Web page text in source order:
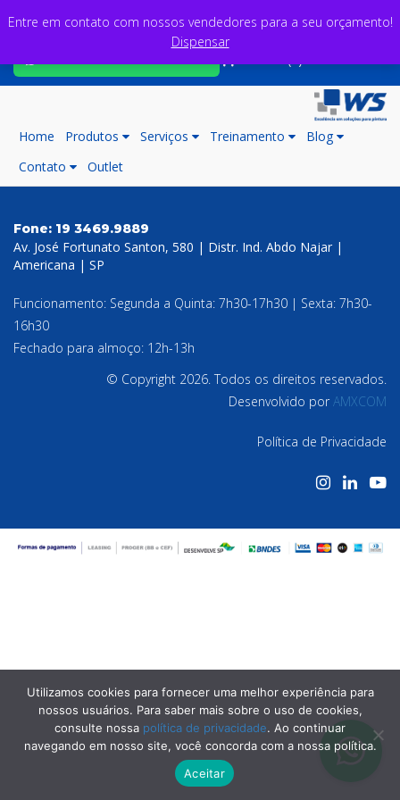
Home Produtos Serviços Treinamento
Blog
Contato
Outlet
Fone: 19 3469.9889
Av. José Fortunato Santon, 580 | Distr. Ind. Abdo Najar |
Americana | SP
Funcionamento: Segunda a Quinta: 7h30-17h30 | Sexta: 7h30-
16h30
Fechado para almoço: 12h-13h
© Copyright 2026. Todos os direitos reservados.
Desenvolvido porAMXCOM
Política de Privacidade
Entre em contato com nossos vendedores para a seu orçamento!
Dispensar
Utilizamos cookies para fornecer uma melhor experiência para
nossos usuários. Para saber mais sobre o uso de cookies,
consulte nossa política de privacidade. Ao continuar
navegando em nosso site, você concorda com a nossa política.
Aceitar